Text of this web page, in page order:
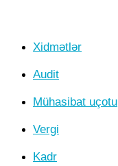
Xidmətlər
Audit
Mühasibat uçotu
Vergi
Kadr